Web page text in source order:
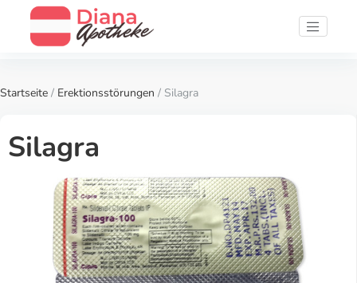
Startseite / Erektionsstörungen / Silagra
Silagra